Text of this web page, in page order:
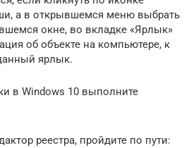
а в открывшемся меню выбрать
окне, во вкладке «Ярлык»
об объекте на компьютере, к
ярлык.
в Windows 10 выполните
реестра, пройдите по пути: